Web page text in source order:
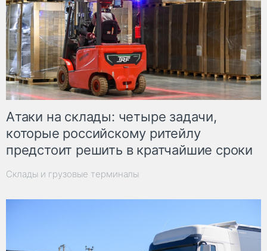
Атаки на склады: четыре задачи,
которые российскому ритейлу
предстоит решить в кратчайшие сроки
Склады и грузовые терминалы